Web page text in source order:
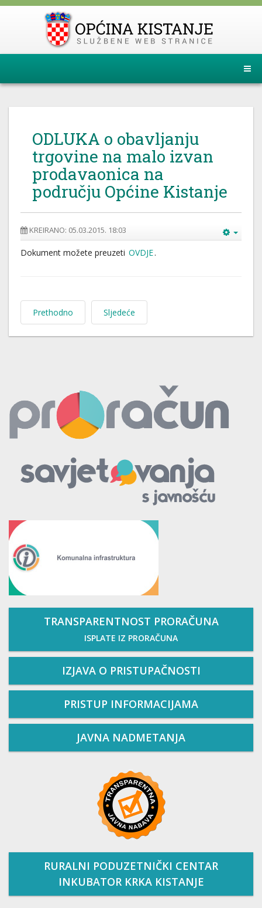
ODLUKA o obavljanju
trgovine na malo izvan
prodavaonica na
području Općine Kistanje
KREIRANO: 05.03.2015. 18:03
Dokument možete preuzeti OVDJE.
Prethodno Sljedeće
TRANSPARENTNOST PRORAČUNA
ISPLATE IZ PRORAČUNA
IZJAVA O PRISTUPAČNOSTI
PRISTUP INFORMACIJAMA
JAVNA NADMETANJA
RURALNI PODUZETNIČKI CENTAR
INKUBATOR KRKA KISTANJE